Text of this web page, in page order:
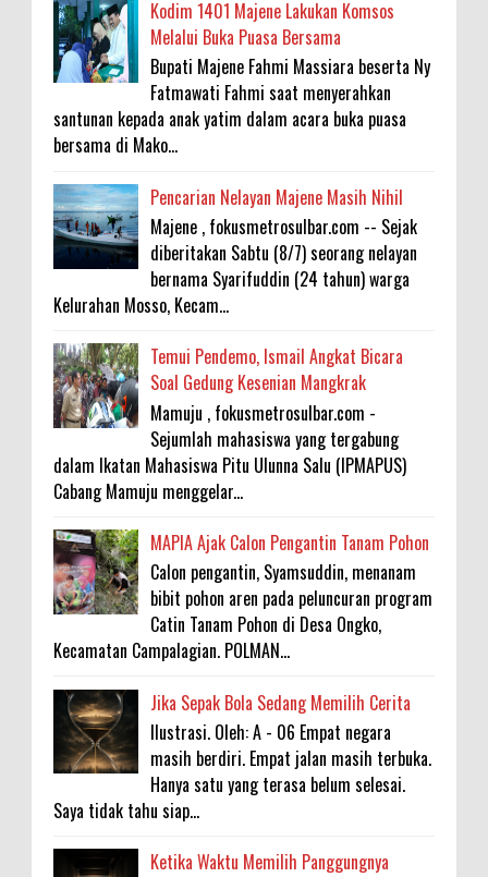
Kodim 1401 Majene Lakukan Komsos
Melalui Buka Puasa Bersama
Bupati Majene Fahmi Massiara beserta Ny
Fatmawati Fahmi saat menyerahkan
santunan kepada anak yatim dalam acara buka puasa
bersama di Mako...
Pencarian Nelayan Majene Masih Nihil
Majene , fokusmetrosulbar.com -- Sejak
diberitakan Sabtu (8/7) seorang nelayan
bernama Syarifuddin (24 tahun) warga
Kelurahan Mosso, Kecam...
Temui Pendemo, Ismail Angkat Bicara
Soal Gedung Kesenian Mangkrak
Mamuju , fokusmetrosulbar.com -
Sejumlah mahasiswa yang tergabung
dalam Ikatan Mahasiswa Pitu Ulunna Salu (IPMAPUS)
Cabang Mamuju menggelar...
MAPIA Ajak Calon Pengantin Tanam Pohon
Calon pengantin, Syamsuddin, menanam
bibit pohon aren pada peluncuran program
Catin Tanam Pohon di Desa Ongko,
Kecamatan Campalagian. POLMAN...
Jika Sepak Bola Sedang Memilih Cerita
Ilustrasi. Oleh: A - 06 Empat negara
masih berdiri. Empat jalan masih terbuka.
Hanya satu yang terasa belum selesai.
Saya tidak tahu siap...
Ketika Waktu Memilih Panggungnya